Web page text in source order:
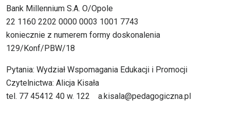
Bank Millennium S.A. O/Opole
22 1160 2202 0000 0003 1001 7743
koniecznie z numerem formy doskonalenia
129/Konf/PBW/18
Pytania: Wydział Wspomagania Edukacji i Promocji
Czytelnictwa: Alicja Kisała
tel. 77 45412 40 w. 122 a.kisala@pedagogiczna.pl